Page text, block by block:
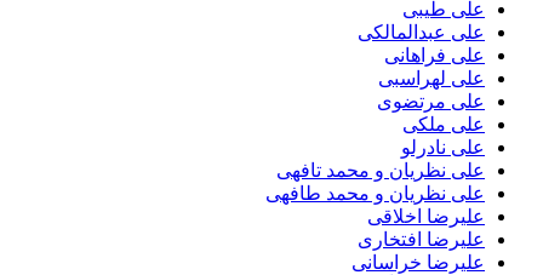
علی طیبی
علی عبدالمالکی
علی فراهانی
علی لهراسبی
علی مرتضوی
علی ملکی
علی نادرلو
علی نظریان و محمد تافهی
علی نظریان و محمد طافهی
علیرضا اخلاقی
علیرضا افتخاری
علیرضا خراسانی